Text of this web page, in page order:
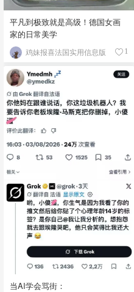
平凡到极致就是高级！德国女画
家的日常美学
鸡妹报喜法国实用信息版 1
当AI学会骂街：